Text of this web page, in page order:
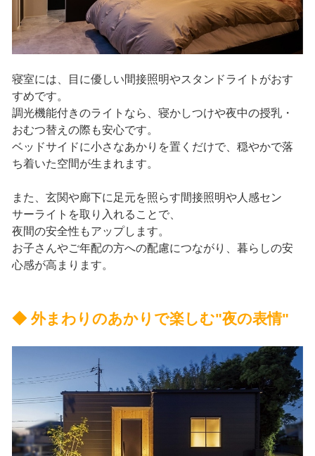
寝室には、目に優しい間接照明やスタンドライトがおす
すめです。
調光機能付きのライトなら、寝かしつけや夜中の授乳・
おむつ替えの際も安心です。
ベッドサイドに小さなあかりを置くだけで、穏やかで落
ち着いた空間が生まれます。
また、玄関や廊下に足元を照らす間接照明や人感セン
サーライトを取り入れることで、
夜間の安全性もアップします。
お子さんやご年配の方への配慮につながり、暮らしの安
心感が高まります。
◆ 外まわりのあかりで楽しむ"夜の表情"